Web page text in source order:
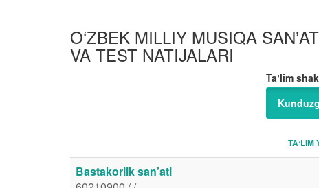
O‘ZBEK MILLIY MUSIQA
VA TEST NATIJALARI
Taʼlim
TAʼLIM
Bastakorlik san’ati